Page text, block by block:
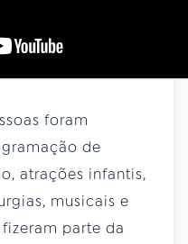
foram
de
atrações infantis,
musicais e
parte da